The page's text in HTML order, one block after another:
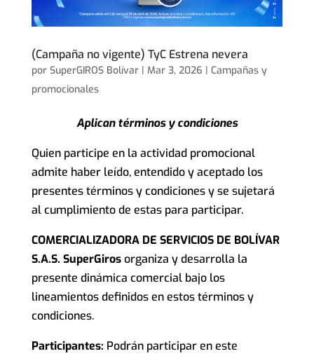
(Campaña no vigente) TyC Estrena nevera
por SuperGIROS Bolívar| Mar 3, 2026 | Campañas y
promocionales
Aplican términos y condiciones
Quien participe en la actividad promocional
admite haber leído, entendido y aceptado los
presentes términos y condiciones y se sujetará
al cumplimiento de estas para participar.
COMERCIALIZADORA DE SERVICIOS DE BOLÍVAR
S.A.S. SuperGirosorganiza y desarrolla la
presente dinámica comercial bajo los
lineamientos definidos en estos términos y
condiciones.
Participantes: Podrán participar en este